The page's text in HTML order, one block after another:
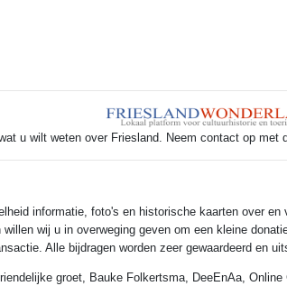
u wilt weten over Friesland. Neem contact op met
informatie, foto's en historische kaarten over
wij u in overweging geven om een kleine
Alle bijdragen worden zeer gewaardeerd en
groet, Bauke Folkertsma, DeeEnAa,